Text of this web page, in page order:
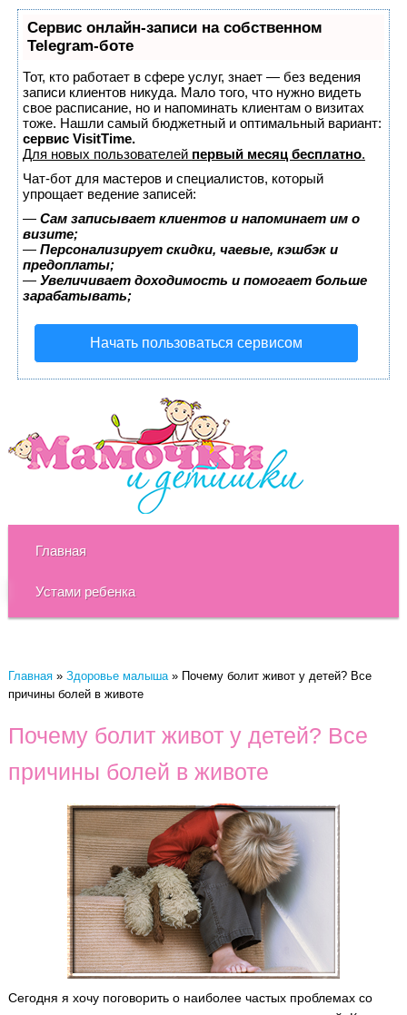
Сервис онлайн-записи на собственном
Telegram-боте
Тот, кто работает в сфере услуг, знает — без ведения
записи клиентов никуда. Мало того, что нужно видеть
свое расписание, но и напоминать клиентам о визитах
тоже. Нашли самый бюджетный и оптимальный вариант:
сервис VisitTime.
Для новых пользователей первый месяц бесплатно.
Чат-бот для мастеров и специалистов, который
упрощает ведение записей:
— Сам записывает клиентов и напоминает им о
визите;
— Персонализирует скидки, чаевые, кэшбэк и
предоплаты;
— Увеличивает доходимость и помогает больше
зарабатывать;
Начать пользоваться сервисом
Главная
Устами ребенка
Главная» Здоровье малыша» Почему болит живот у детей? Все
причины болей в животе
Почему болит живот у детей? Все
причины болей в животе
Сегодня я хочу поговорить о наиболее частых проблемах со